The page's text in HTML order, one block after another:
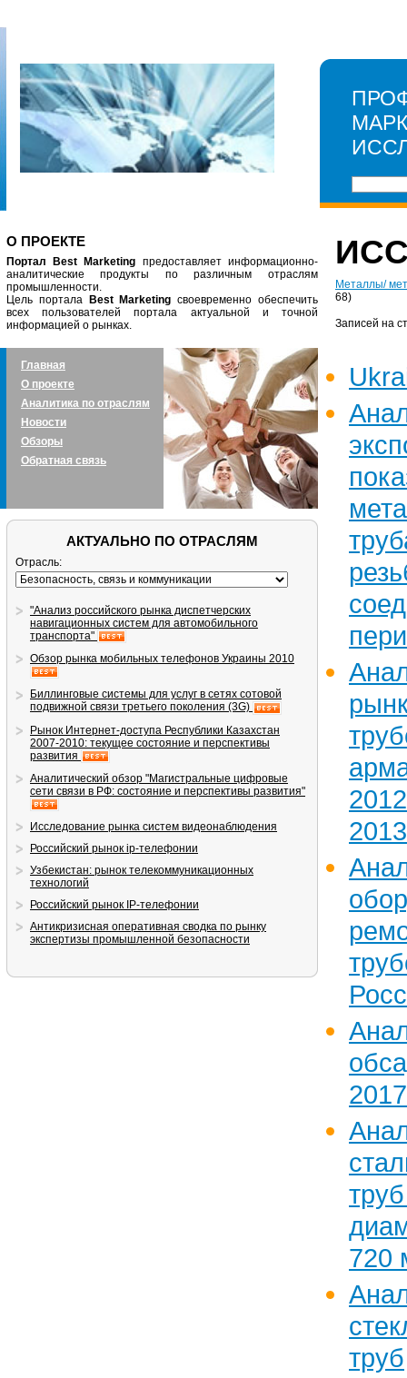
О ПРОЕКТЕ
Портал Best Marketing предоставляет информационно-
аналитические продукты по различным отраслям
промышленности.
Цель портала
Best Marketing своевременно обеспечить
всех пользователей портала актуальной и точной
информацией о рынках.
Главная
О проекте
Аналитика по отраслям
Новости
Обзоры
Обратная связь
АКТУАЛЬНО ПО ОТРАСЛЯМ
Отрасль:
"Анализ российского рынка диспетчерских
навигационных систем для автомобильного
транспорта"
Обзор рынка мобильных телефонов Украины 2010
Биллинговые системы для услуг в сетях сотовой
подвижной связи третьего поколения (3G)
Рынок Интернет-доступа Республики Казахстан
2007-2010: текущее состояние и перспективы
развития
Аналитический обзор "Магистральные цифровые
сети связи в РФ: состояние и перспективы развития"
Исследование рынка систем видеонаблюдения
Российский рынок ip-телефонии
Узбекистан: рынок телекоммуникационных
технологий
Российский рынок IP-телефонии
Антикризисная оперативная сводка по рынку
экспертизы промышленной безопасности
Металлы/
68)
Записей на
720
труб